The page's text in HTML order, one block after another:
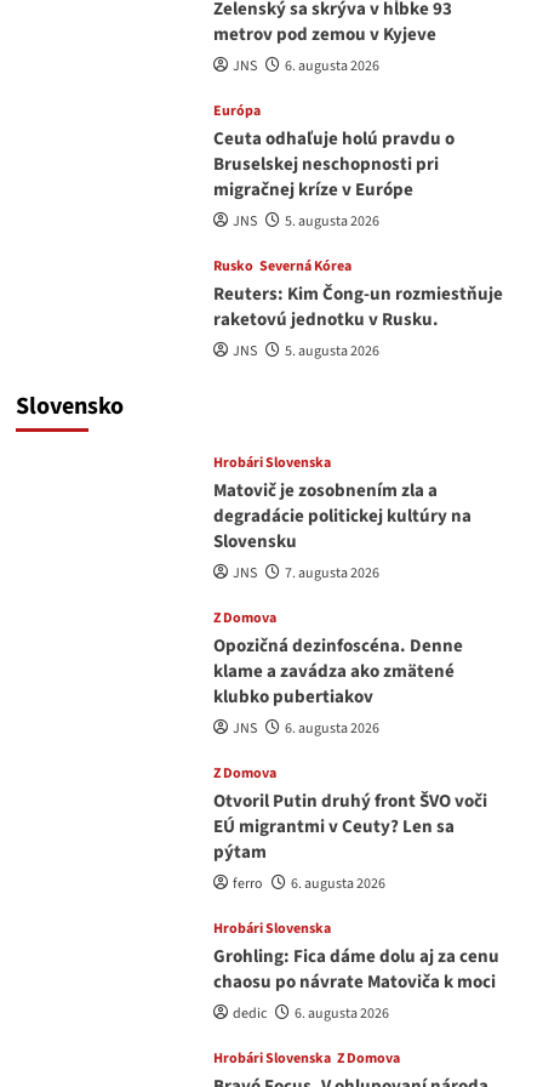
Zelenský sa skrýva v hĺbke 93
metrov pod zemou v Kyjeve
JNS 6. augusta 2026
Európa
Ceuta odhaľuje holú pravdu o
Bruselskej neschopnosti pri
migračnej kríze v Európe
JNS 5. augusta 2026
Rusko Severná Kórea
Reuters: Kim Čong-un rozmiestňuje
raketovú jednotku v Rusku.
JNS 5. augusta 2026
Slovensko
Hrobári Slovenska
Matovič je zosobnením zla a
degradácie politickej kultúry na
Slovensku
JNS 7. augusta 2026
Z Domova
Opozičná dezinfoscéna. Denne
klame a zavádza ako zmätené
klubko pubertiakov
JNS 6. augusta 2026
Z Domova
Otvoril Putin druhý front ŠVO voči
EÚ migrantmi v Ceuty? Len sa
pýtam
ferro 6. augusta 2026
Hrobári Slovenska
Grohling: Fica dáme dolu aj za cenu
chaosu po návrate Matoviča k moci
dedic 6. augusta 2026
Hrobári Slovenska Z Domova